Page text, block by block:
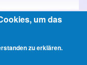
um das
zu erklären.